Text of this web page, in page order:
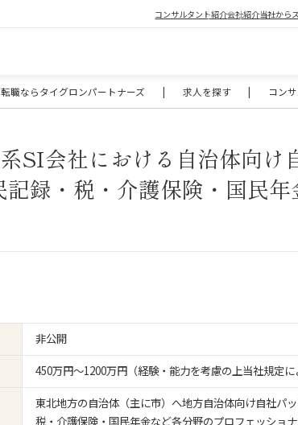
コンサルタント紹介会社紹介当社から
職ならタイグロンパートナーズ | 求人を探す | コン
SI会社における自治体向け
録・税・介護保険・国民年
非公開
450万円〜1200万円（経験・能力を考慮の上当社規定に
東北地方の自治体（主に市）へ地方自治体向け自社パ
税・介護保険・国民年金など各分野のプロフェッショ